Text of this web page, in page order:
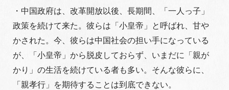
・中国政府は、改革開放以後、長期間、「一人っ子」
政策を続けて来た。彼らは「小皇帝」と呼ばれ、甘や
かされた。今、彼らは中国社会の担い手になっている
が、「小皇帝」から脱皮しておらず、いまだに「親が
かり」の生活を続けている者も多い。そんな彼らに、
「親孝行」を期待することは到底できない。